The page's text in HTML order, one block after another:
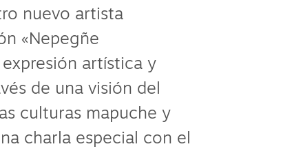
nuevo artista
«Nepegñe
artística y
de una visión del
culturas mapuche y
charla especial con el